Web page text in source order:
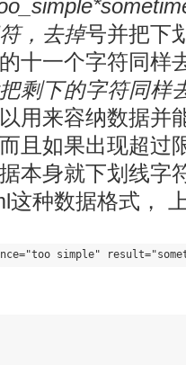
，去掉号并把下
十一个字符同样
剩下的字符同样
用来容纳数据并
且如果出现超过
本身就下划线字
这种数据格式，
="too simple" result=